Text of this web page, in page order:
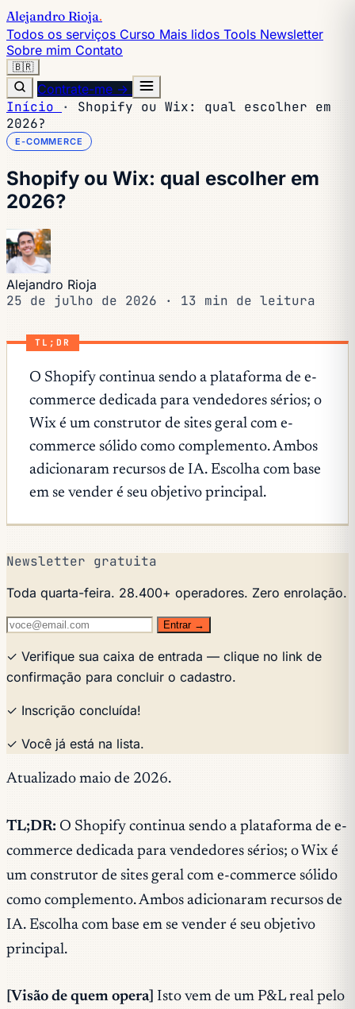
Alejandro Rioja.
Todos os serviços Curso Mais lidos Tools Newsletter
Sobre mim Contato
🇧🇷
Contrate-me →
Início ·
Shopify ou Wix: qual escolher em
2026?
E-COMMERCE
Shopify ou Wix: qual escolher em
2026?
Alejandro Rioja
25 de julho de 2026 · 13 min de leitura
TL;DR
O Shopify continua sendo a plataforma de e-
commerce dedicada para vendedores sérios; o
Wix é um construtor de sites geral com e-
commerce sólido como complemento. Ambos
adicionaram recursos de IA. Escolha com base
em se vender é seu objetivo principal.
Newsletter gratuita
Toda quarta-feira. 28.400+ operadores. Zero enrolação.
Entrar →
✓ Verifique sua caixa de entrada — clique no link de
confirmação para concluir o cadastro.
✓ Inscrição concluída!
✓ Você já está na lista.
Atualizado maio de 2026.
TL;DR: O Shopify continua sendo a plataforma de e-
commerce dedicada para vendedores sérios; o Wix é
um construtor de sites geral com e-commerce sólido
como complemento. Ambos adicionaram recursos de
IA. Escolha com base em se vender é seu objetivo
principal.
[Visão de quem opera] Isto vem de um P&L real pelo